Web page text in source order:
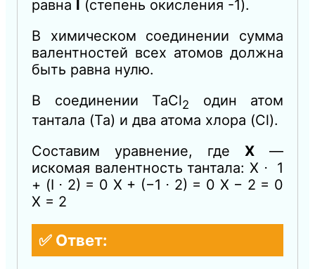
равна
(степень окисления -1).
В химическом соединении сумма
валентностей всех атомов должна
быть равна нулю.
В соединении TaCl2
​ один атом
тантала (Ta) и два атома хлора (Cl).
Составим уравнение, где X —
искомая валентность тантала: X ⋅ 1
+ (I ⋅ 2) = 0 X + (−1 ⋅ 2) = 0 X − 2 = 0
X = 2
✅ Ответ: